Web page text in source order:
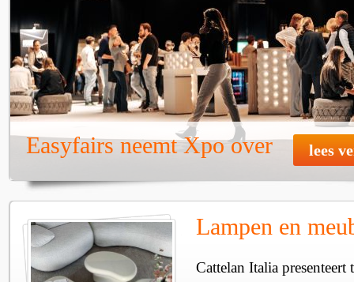
Easyfairs neemt Xpo over lees
Lampen en
Cattelan Italia